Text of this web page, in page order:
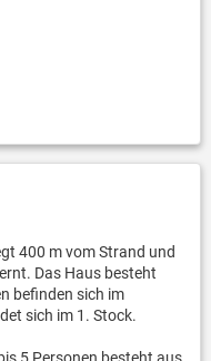
400 m vom Strand und
Das Haus besteht
befinden sich im
sich im 1. Stock.